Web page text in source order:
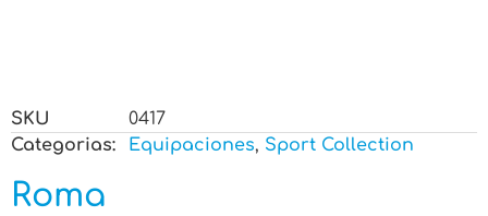
SKU
0417
Categorias:
Equipaciones, Sport Collection
Roma